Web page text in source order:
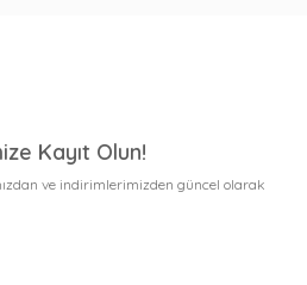
Kayıt Olun!
ve indirimlerimizden güncel olarak